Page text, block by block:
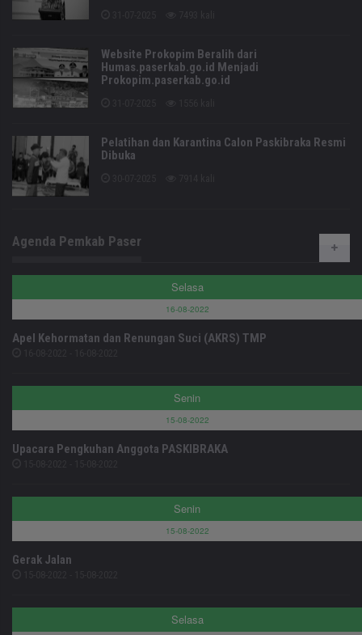
Website Prokopim Beralih dari
Humas.paserkab.go.id Menjadi
Prokopim.paserkab.go.id
Pelatihan dan Karantina Calon Paskibraka Resmi
Dibuka
Agenda Pemkab Paser
Selasa
16-08-2022
Apel Kehormatan dan Renungan Suci (AKRS) TMP
Senin
15-08-2022
Upacara Pengkuhan Anggota PASKIBRAKA
Senin
15-08-2022
Gerak Jalan
Selasa